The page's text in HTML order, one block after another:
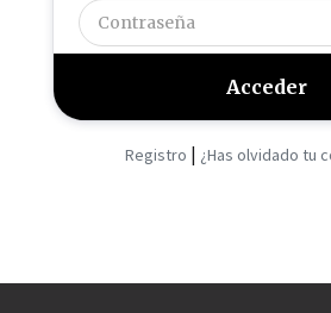
Registro | ¿Has olvidado tu